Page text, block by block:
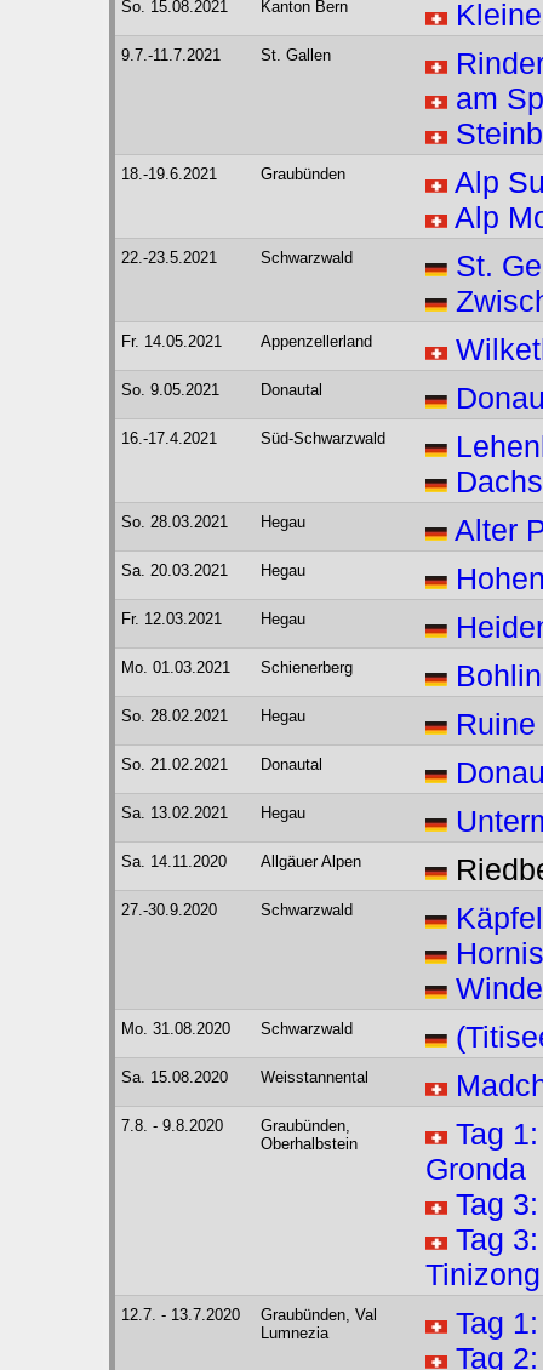
So. 15.08.2021 Kanton Bern
9.7.-11.7.2021 St. Gallen
am
18.-19.6.2021 Graubünden
Alp
Alp
22.-23.5.2021 Schwarzwald
St.
Fr. 14.05.2021 Appenzellerland
So. 9.05.2021 Donautal
16.-17.4.2021 Süd-Schwarzwald
So. 28.03.2021 Hegau Alter
Sa. 20.03.2021 Hegau
Fr. 12.03.2021 Hegau
Mo. 01.03.2021 Schienerberg
So. 28.02.2021 Hegau
So. 21.02.2021 Donautal
Sa. 13.02.2021 Hegau
Sa. 14.11.2020 Allgäuer Alpen
27.-30.9.2020 Schwarzwald
Mo. 31.08.2020 Schwarzwald
Sa. 15.08.2020 Weisstannental
7.8. - 9.8.2020
Graubünden,
Oberhalbstein
Tag
Gronda
Tag
Tag
Tinizong
12.7. - 13.7.2020
Graubünden, Val
Lumnezia
Tag
Tag